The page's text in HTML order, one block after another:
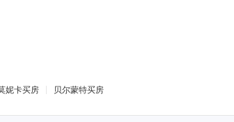
妮卡买房 贝尔蒙特买房